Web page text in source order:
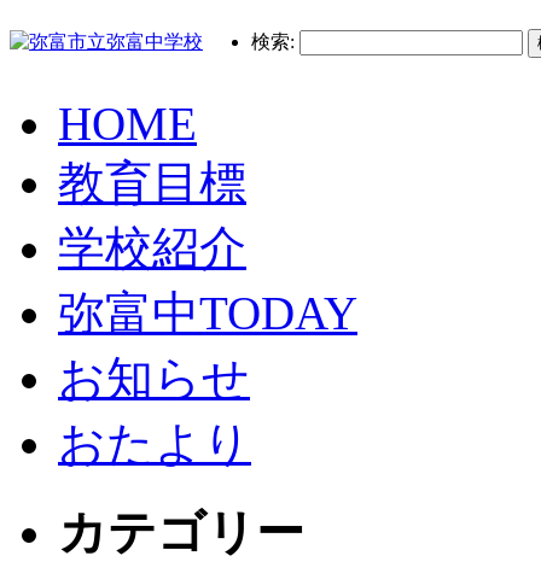
検索:
HOME
教育目標
学校紹介
弥富中TODAY
お知らせ
おたより
カテゴリー